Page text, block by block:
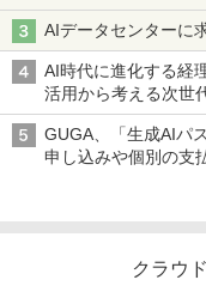
AIデータセンターに
AI時代に進化する経
活用から考える次世
GUGA、「生成AIパ
申し込みや個別の支
クラウ